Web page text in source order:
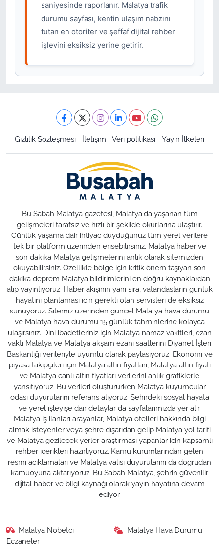
saniyesinde raporlanır. Malatya trafik
durumu sayfası, kentin ulaşım nabzını
tutan en otoriter ve şeffaf dijital rehber
işlevini eksiksiz yerine getirir.
Gizlilik Sözleşmesi İletişim Veri politikası Yayın İlkeleri
Bu Sabah Malatya gazetesi, Malatya'da yaşanan tüm
gelişmeleri tarafsız ve hızlı bir şekilde okurlarına ulaştırır.
Günlük yaşama dair ihtiyaç duyduğunuz tüm yerel verilere
tek bir platform üzerinden erişebilirsiniz. Malatya haber ve
son dakika Malatya gelişmelerini anlık olarak sitemizden
okuyabilirsiniz. Özellikle bölge için kritik önem taşıyan son
dakika deprem Malatya bildirimlerini en doğru kaynaklardan
alıp yayınlıyoruz. Haber akışının yanı sıra, vatandaşların günlük
hayatını planlaması için gerekli olan servisleri de eksiksiz
sunuyoruz. Sitemiz üzerinden güncel Malatya hava durumu
ve Malatya hava durumu 15 günlük tahminlerine kolayca
ulaşırsınız. Dini ibadetleriniz için Malatya namaz vakitleri, ezan
vakti Malatya ve Malatya akşam ezanı saatlerini Diyanet İşleri
Başkanlığı verileriyle uyumlu olarak paylaşıyoruz. Ekonomi ve
piyasa takipçileri için Malatya altın fiyatları, Malatya altın fiyatı
ve Malatya canlı altın fiyatları verilerini anlık grafiklerle
yansıtıyoruz. Bu verileri oluştururken Malatya kuyumcular
odası duyurularını referans alıyoruz. Şehirdeki sosyal hayata
ve yerel işleyişe dair detaylar da sayfalarımızda yer alır.
Malatya iş ilanları arayanlar, Malatya otelleri hakkında bilgi
almak isteyenler veya şehre dışarıdan gelip Malatya yol tarifi
ve Malatya gezilecek yerler araştırması yapanlar için kapsamlı
rehber içerikleri hazırlıyoruz. Kamu kurumlarından gelen
resmi açıklamaları ve Malatya valisi duyurularını da doğrudan
kamuoyuna aktarıyoruz. Bu Sabah Malatya, şehrin güvenilir
dijital haber ve bilgi kaynağı olarak yayın hayatına devam
ediyor.
Malatya Nöbetçi
Eczaneler
Malatya Hava Durumu